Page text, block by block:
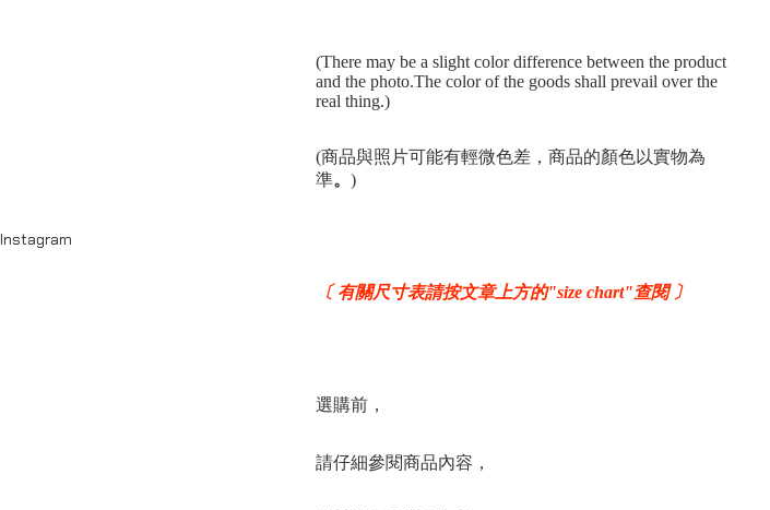
Instagram
(There may be a slight color difference between the product
and the photo.The color of the goods shall prevail over the
real thing.)
(商品與照片可能有輕微色差，商品的顏色以實物為
準。 )
〔 有關尺寸表請按文章上方的"size chart"查閱 〕
選購前，
請仔細參閱商品內容，